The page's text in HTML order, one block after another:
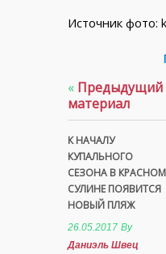
Источник фото:
« Предыдущий
материал
К НАЧАЛУ
КУПАЛЬНОГО
СЕЗОНА В КРАСНОМ
СУЛИНЕ ПОЯВИТСЯ
НОВЫЙ ПЛЯЖ
26.05.2017 By
Даниэль Швец